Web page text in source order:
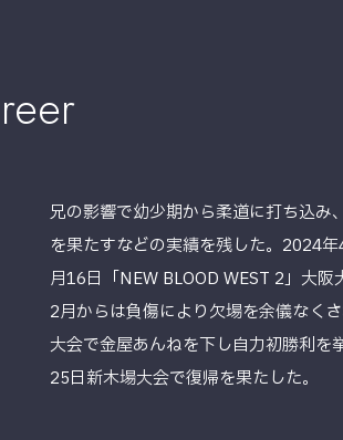
兄の影響で幼少期から柔道に打ち込
を果たすなどの実績を残した。2024
月16日「NEW BLOOD WEST 2」大
2月からは負傷により欠場を余儀なく
大会で金屋あんねを下し自力初勝利を
25日新木場大会で復帰を果たした。